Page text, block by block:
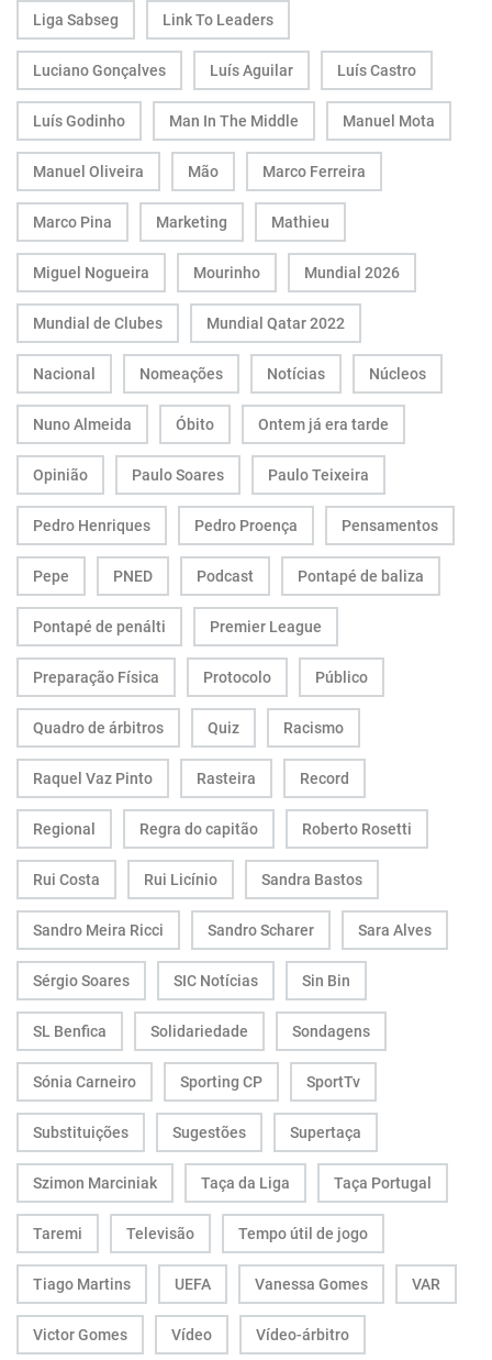
Liga Sabseg Link To Leaders
Luciano Gonçalves Luís Aguilar Luís Castro
Luís Godinho Man In The Middle Manuel Mota
Manuel Oliveira Mão Marco Ferreira
Marco Pina Marketing Mathieu
Miguel Nogueira Mourinho Mundial 2026
Mundial de Clubes Mundial Qatar 2022
Nacional Nomeações Notícias Núcleos
Nuno Almeida Óbito Ontem já era tarde
Opinião Paulo Soares Paulo Teixeira
Pedro Henriques Pedro Proença Pensamentos
Pepe PNED Podcast Pontapé de baliza
Pontapé de penálti Premier League
Preparação Física Protocolo Público
Quadro de árbitros Quiz Racismo
Raquel Vaz Pinto Rasteira Record
Regional Regra do capitão Roberto Rosetti
Rui Costa Rui Licínio Sandra Bastos
Sandro Meira Ricci Sandro Scharer Sara Alves
Sérgio Soares SIC Notícias Sin Bin
SL Benfica Solidariedade Sondagens
Sónia Carneiro Sporting CP SportTv
Substituições Sugestões Supertaça
Szimon Marciniak Taça da Liga Taça Portugal
Taremi Televisão Tempo útil de jogo
Tiago Martins UEFA Vanessa Gomes VAR
Victor Gomes Vídeo Vídeo-árbitro